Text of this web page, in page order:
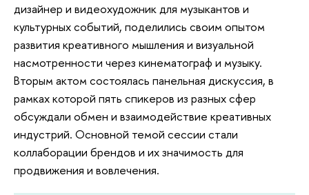
дизайнер и видеохудожник для музыкантов и
культурных событий, поделились своим опытом
развития креативного мышления и визуальной
насмотренности через кинематограф и музыку.
Вторым актом состоялась панельная дискуссия, в
рамках которой пять спикеров из разных сфер
обсуждали обмен и взаимодействие креативных
индустрий. Основной темой сессии стали
коллаборации брендов и их значимость для
продвижения и вовлечения.